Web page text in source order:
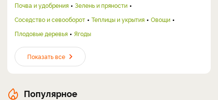
Почва и удобрения
Зелень и пряности
Соседство и севооборот
Теплицы и укрытия
Овощи
Плодовые деревья
Ягоды
Показать все
Популярное